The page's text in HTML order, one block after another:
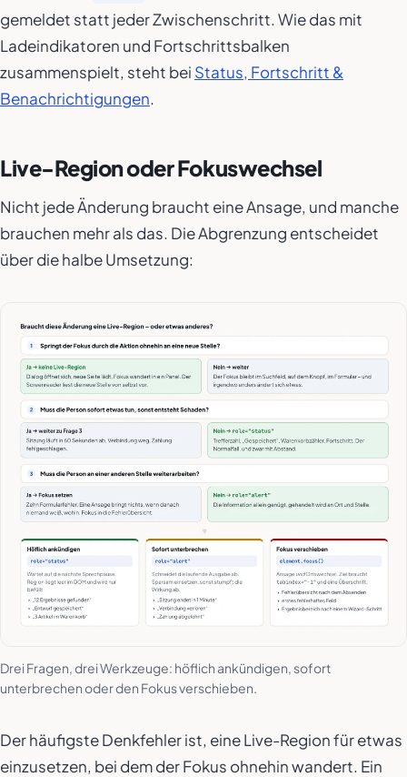
gemeldet statt jeder Zwischenschritt. Wie das mit
Ladeindikatoren und Fortschrittsbalken
zusammenspielt, steht bei Status, Fortschritt &
Benachrichtigungen.
Live-Region oder Fokuswechsel
Nicht jede Änderung braucht eine Ansage, und manche
brauchen mehr als das. Die Abgrenzung entscheidet
über die halbe Umsetzung:
Drei Fragen, drei Werkzeuge: höflich ankündigen, sofort
unterbrechen oder den Fokus verschieben.
Der häufigste Denkfehler ist, eine Live-Region für etwas
einzusetzen, bei dem der Fokus ohnehin wandert. Ein